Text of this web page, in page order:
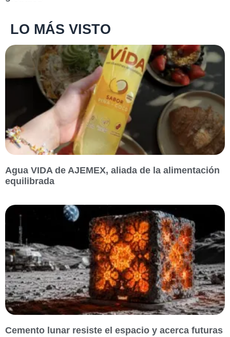
LO MÁS VISTO
Agua VIDA de AJEMEX, aliada de la alimentación
equilibrada
Cemento lunar resiste el espacio y acerca futuras